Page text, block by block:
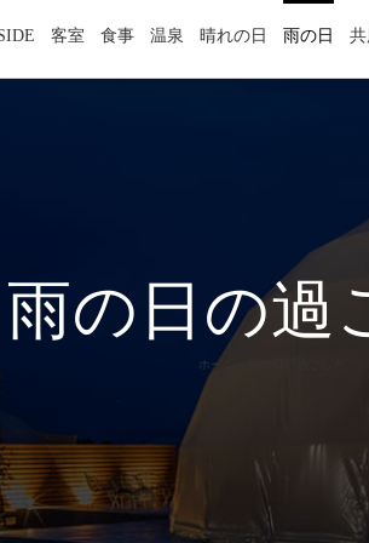
客室 食事 温泉 晴れの日 雨の日
雨の日の過
ホーム